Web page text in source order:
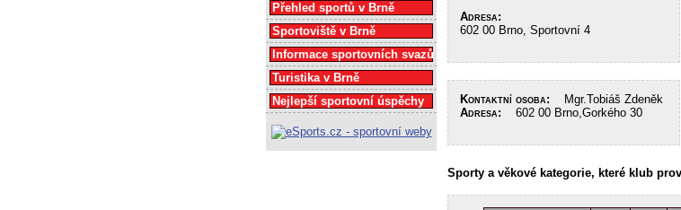
Adresa:
602 00 Brno, Sportovní 4
Kontaktní osoba: Mgr.Tobiáš Zdeněk
Adresa: 602 00 Brno,Gorkého 30
Sporty a věkové kategorie, které klub
Přehled sportů v Brně
Sportoviště v Brně
Informace sportovních svazů
Turistika v Brně
Nejlepší sportovní úspěchy